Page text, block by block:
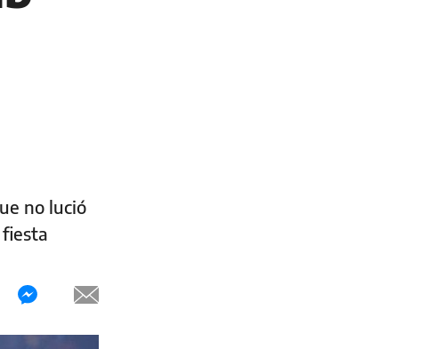
no lució